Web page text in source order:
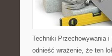
Techniki Przechowywania
odnieść wrażenie, że ten